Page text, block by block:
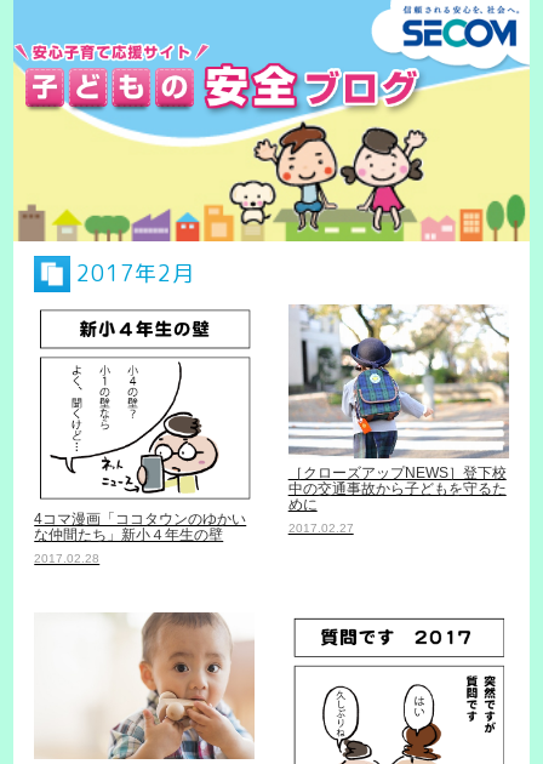
2017年2月
4コマ漫画「ココタウンのゆかい
な仲間たち」新小４年生の壁
2017.02.28
［クローズアップNEWS］登下校
中の交通事故から子どもを守るた
めに
2017.02.27